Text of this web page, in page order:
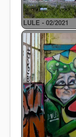
LULE - 02/2021